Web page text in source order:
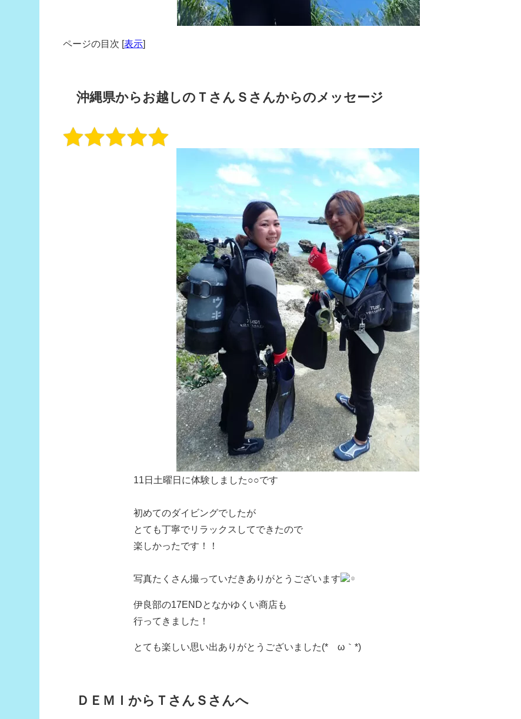
ページの目次 [表示]
沖縄県からお越しのＴさんＳさんからのメッセージ
11日土曜日に体験しました○○です
初めてのダイビングでしたが
とても丁寧でリラックスしてできたので
楽しかったです！！
写真たくさん撮っていだきありがとうございます
伊良部の17ENDとなかゆくい商店も
行ってきました！
とても楽しい思い出ありがとうございました(*´ω｀*)
ＤＥＭＩからＴさんＳさんへ